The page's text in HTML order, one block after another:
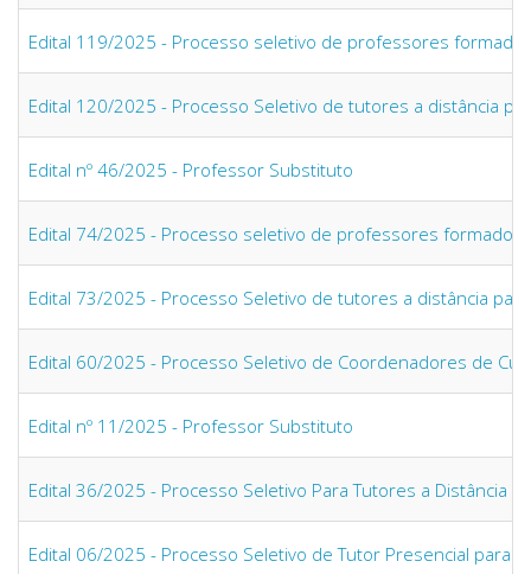
Edital 119/2025 - Processo seletivo de professores
Edital 120/2025 - Processo Seletivo de tutores a distância
Edital nº 46/2025 - Professor Substituto
Edital 74/2025 - Processo seletivo de professores
Edital 73/2025 - Processo Seletivo de tutores a distância para
Edital 60/2025 - Processo Seletivo de Coordenadores de
Edital nº 11/2025 - Professor Substituto
Edital 36/2025 - Processo Seletivo Para Tutores a Distância
Edital 06/2025 - Processo Seletivo de Tutor Presencial para